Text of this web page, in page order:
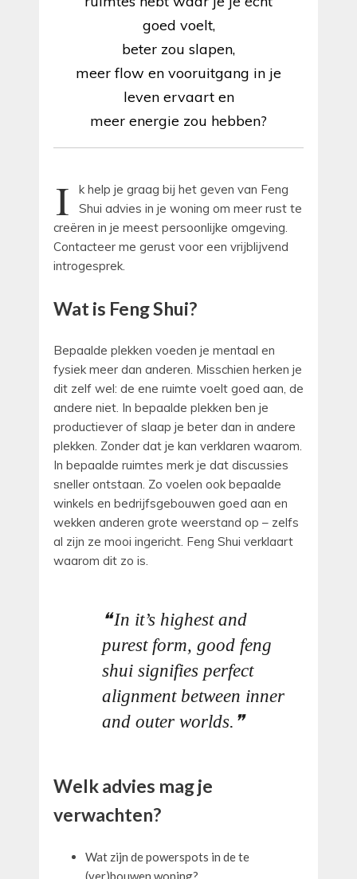
goed voelt,
beter zou slapen,
meer flow en vooruitgang in je
leven ervaart en
meer energie zou hebben?
I
k help je graag bij het geven van Feng
Shui advies in je woning om meer rust te
creëren in je meest persoonlijke omgeving.
Contacteer me gerust voor een vrijblijvend
introgesprek.
Wat is Feng Shui?
Bepaalde plekken voeden je mentaal en
fysiek meer dan anderen. Misschien herken je
dit zelf wel: de ene ruimte voelt goed aan, de
andere niet. In bepaalde plekken ben je
productiever of slaap je beter dan in andere
plekken. Zonder dat je kan verklaren waarom.
In bepaalde ruimtes merk je dat discussies
sneller ontstaan. Zo voelen ook bepaalde
winkels en bedrijfsgebouwen goed aan en
wekken anderen grote weerstand op – zelfs
al zijn ze mooi ingericht. Feng Shui verklaart
waarom dit zo is.
In it’s highest and
purest form, good feng
shui signifies perfect
alignment between inner
and outer worlds.
Welk advies mag je
verwachten?
Wat zijn de powerspots in de te
(ver)bouwen woning?